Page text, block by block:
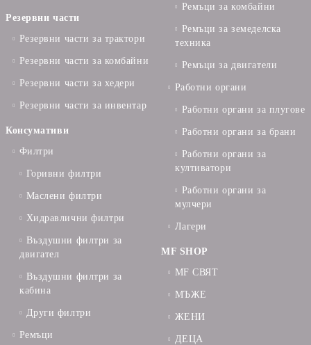
Резервни части
Резервни части за трактори
Резервни части за комбайни
Резервни части за хедери
Резервни части за инвентар
Консумативи
Филтри
Горивни филтри
Маслени филтри
Хидравлични филтри
Въздушни филтри за
двигател
Въздушни филтри за
кабина
Други филтри
Ремъци
Ремъци за комбайни
Ремъци за земеделска
техника
Ремъци за двигатели
Работни органи
Работни органи за плугове
Работни органи за брани
Работни органи за
култиватори
Работни органи за
мулчери
Лагери
MF SHOP
MF СВЯТ
МЪЖЕ
ЖЕНИ
ДЕЦА